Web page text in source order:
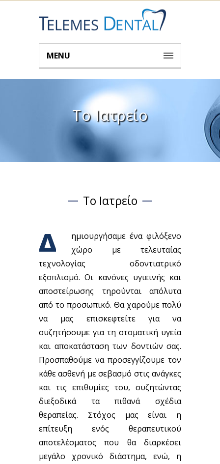
MENU
Το Ιατρείο
Το Ιατρείο
Δ
ημιουργήσαμε ένα φιλόξενο
χώρο με τελευταίας
τεχνολογίας οδοντιατρικό
εξοπλισμό. Οι κανόνες υγιεινής και
αποστείρωσης τηρούνται απόλυτα
από το προσωπικό. Θα χαρούμε πολύ
να μας επισκεφτείτε για να
συζητήσουμε για τη στοματική υγεία
και αποκατάσταση των δοντιών σας.
Προσπαθούμε να προσεγγίζουμε τον
κάθε ασθενή με σεβασμό στις ανάγκες
και τις επιθυμίες του, συζητώντας
διεξοδικά τα πιθανά σχέδια
θεραπείας. Στόχος μας είναι η
επίτευξη ενός θεραπευτικού
αποτελέσματος που θα διαρκέσει
μεγάλο χρονικό διάστημα, ενώ, η